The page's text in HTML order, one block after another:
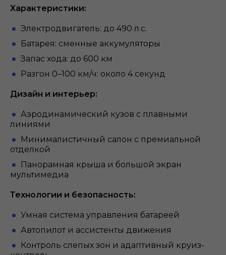
Характеристики:
Электродвигатель: до 490 л.с.
Батарея: сменные аккумуляторы
Запас хода: до 600 км
Разгон 0–100 км/ч: около 4 секунд
Дизайн и интерьер:
Аэродинамический кузов с плавными
линиями
Минималистичный салон с премиальной
отделкой
Панорамная крыша и большой экран
мультимедиа
Технологии и безопасность:
Умная система управления батареей
Автопилот и ассистенты движения
Контроль слепых зон и адаптивный круиз-